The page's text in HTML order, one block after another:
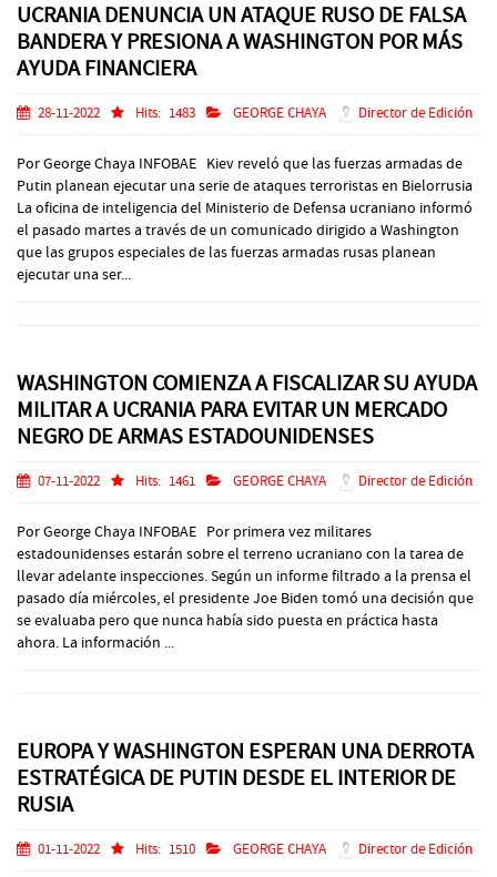
UCRANIA DENUNCIA UN ATAQUE RUSO DE FALSA
BANDERA Y PRESIONA A WASHINGTON POR MÁS
AYUDA FINANCIERA
28-11-2022 Hits: 1483 GEORGE CHAYA Director de Edición
Por George Chaya INFOBAE Kiev reveló que las fuerzas armadas de
Putin planean ejecutar una serie de ataques terroristas en Bielorrusia
La oficina de inteligencia del Ministerio de Defensa ucraniano informó
el pasado martes a través de un comunicado dirigido a Washington
que las grupos especiales de las fuerzas armadas rusas planean
ejecutar una ser...
WASHINGTON COMIENZA A FISCALIZAR SU AYUDA
MILITAR A UCRANIA PARA EVITAR UN MERCADO
NEGRO DE ARMAS ESTADOUNIDENSES
07-11-2022 Hits: 1461 GEORGE CHAYA Director de Edición
Por George Chaya INFOBAE Por primera vez militares
estadounidenses estarán sobre el terreno ucraniano con la tarea de
llevar adelante inspecciones. Según un informe filtrado a la prensa el
pasado día miércoles, el presidente Joe Biden tomó una decisión que
se evaluaba pero que nunca había sido puesta en práctica hasta
ahora. La información ...
EUROPA Y WASHINGTON ESPERAN UNA DERROTA
ESTRATÉGICA DE PUTIN DESDE EL INTERIOR DE
RUSIA
01-11-2022 Hits: 1510 GEORGE CHAYA Director de Edición